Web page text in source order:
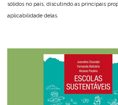
sólidos no país, discutindo as principais
aplicabilidade delas.